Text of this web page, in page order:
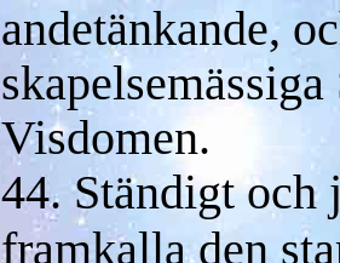
andetänkande,
Visdomen.
44. Ständigt och
framkalla den